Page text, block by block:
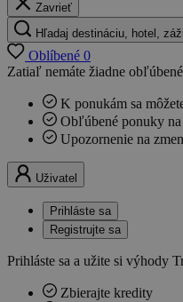
Zavrieť
Hľadaj destináciu, hotel,
Oblíbené 0
Zatiaľ nemáte žiadne
K ponukám sa
Obľúbené ponuky
Upozornenie na
Uživatel
Prihláste sa
Registrujte sa
Prihláste sa a užite si výhody
Zbierajte kredity